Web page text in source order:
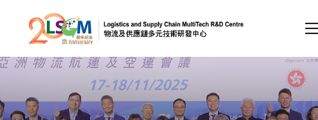
跳到内容（按回车键）
会员登录
A A EN 繁 简